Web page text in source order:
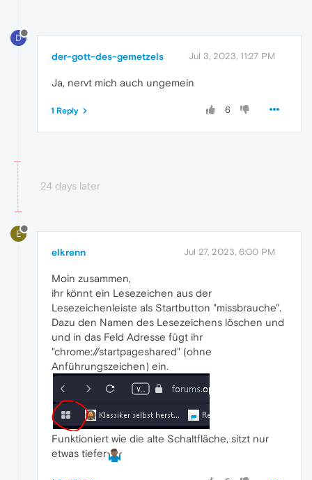
D
der-gott-des-gemetzels Jul 3, 2023, 11:27 PM
Ja, nervt mich auch ungemein
6
1 Reply
24 days later
E
elkrenn Jul 27, 2023, 6:00 PM
Moin zusammen,
ihr könnt ein Lesezeichen aus der
Lesezeichenleiste als Startbutton "missbrauche".
Dazu den Namen des Lesezeichens löschen und
und in das Feld Adresse fügt ihr
"chrome://startpageshared" (ohne
Anführungszeichen) ein.
Funktioniert wie die alte Schaltfläche, sitzt nur
etwas tiefer